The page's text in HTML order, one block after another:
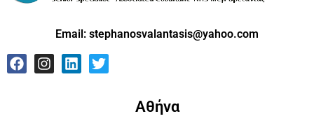
Email: stephanosvalantasis@yahoo.com
Αθήνα